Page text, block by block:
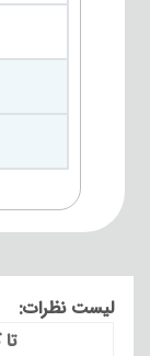
لیست نظرات: